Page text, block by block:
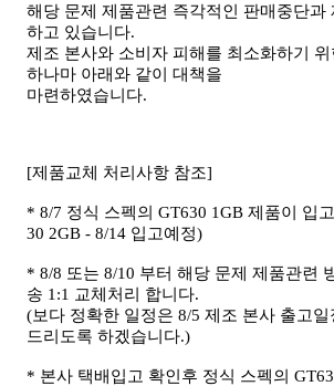
해당 문제 제품관련 즉각적인 판매중단과
하고 있습니다.
제조 본사와 소비자 피해를 최소화하기
하나마 아래와 같이 대책을
마련하였습니다.
[제품교체 처리사항 참조]
* 8/7 정식 스펙의 GT630 1GB 제품이 입
30 2GB - 8/14 입고예정)
* 8/8 또는 8/10 부터 해당 문제 제품관련
송 1:1 교체처리 합니다.
(보다 정확한 일정은 8/5 제조 본사 출고일
드리도록 하겠습니다.)
* 본사 택배입고 확인후 정식 스펙의